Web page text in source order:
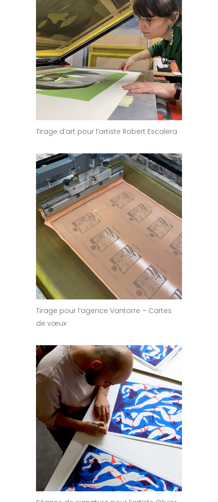
Tirage d’art pour l’artiste Robert Escalera
Tirage pour l’agence Vantorre – Cartes
de vœux